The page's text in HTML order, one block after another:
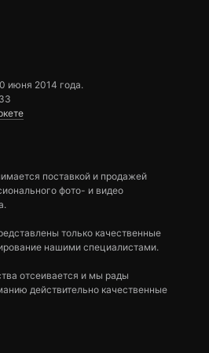
июня 2014 года.
поставкой и продажей
фото- и видео
только качественные
нашими специалистами.
отсеивается и мы рады
действительно качественные